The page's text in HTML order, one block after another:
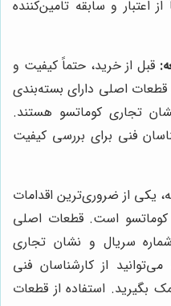
اعتبار و سابقه تامین‌کننده
قبل از خرید، حتماً کیفیت و
اصلی دارای بسته‌بندی
تجاری کوماتسو هستند.
فنی برای بررسی کیفیت
یکی از ضروری‌ترین اقدامات
کوماتسو است. قطعات اصلی
سریال و نشان تجاری
از کارشناسان فنی
بگیرید. استفاده از قطعات